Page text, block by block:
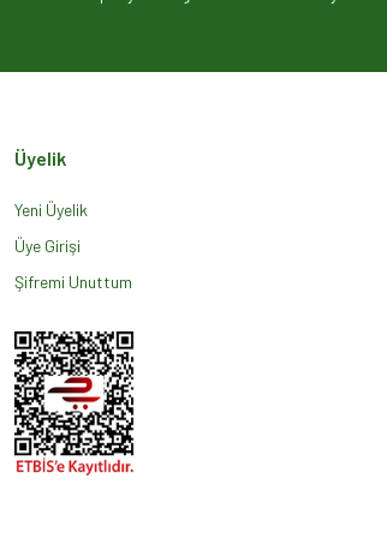
Ürün açıklamasında eksik bilgiler bulunuyor.
Üyelik
Yeni Üyelik
Üye Girişi
Şifremi Unuttum